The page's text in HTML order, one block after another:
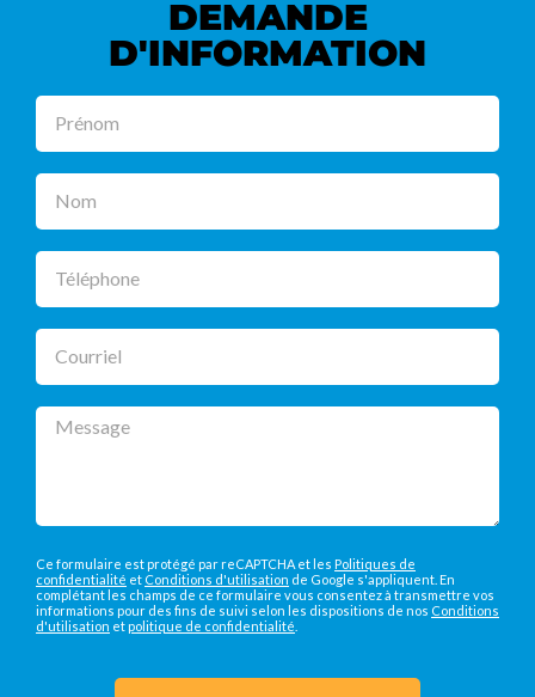
DEMANDE
D'INFORMATION
Message
Ce formulaire est protégé par reCAPTCHA et les Politiques de
confidentialité et Conditions d'utilisation de Google s'appliquent. En
complétant les champs de ce formulaire vous consentez à transmettre vos
informations pour des fins de suivi selon les dispositions de nos Conditions
d'utilisation etpolitique de confidentialité